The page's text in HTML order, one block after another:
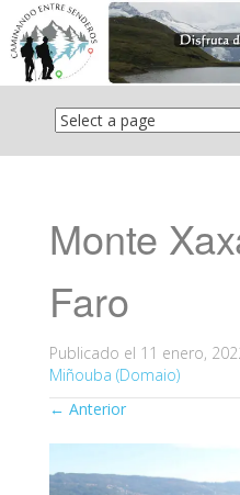
Saltar
contenido
Monte
Faro
Publicado el 11 enero,
Miñouba (Domaio)
← Anterior